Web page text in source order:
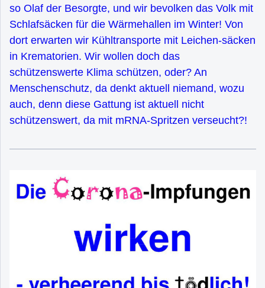
so Olaf der Besorgte, und wir bevolken das Volk mit
Schlafsäcken für die Wärmehallen im Winter! Von
dort erwarten wir Kühltransporte mit Leichen-säcken
in Krematorien. Wir wollen doch das
schützenswerte Klima schützen, oder? An
Menschenschutz, da denkt aktuell niemand, wozu
auch, denn diese Gattung ist aktuell nicht
schützenswert, da mit mRNA-Spritzen verseucht?!